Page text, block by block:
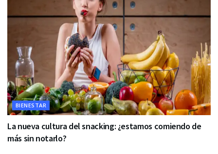
BIENESTAR
La nueva cultura del snacking: ¿estamos comiendo de
más sin notarlo?